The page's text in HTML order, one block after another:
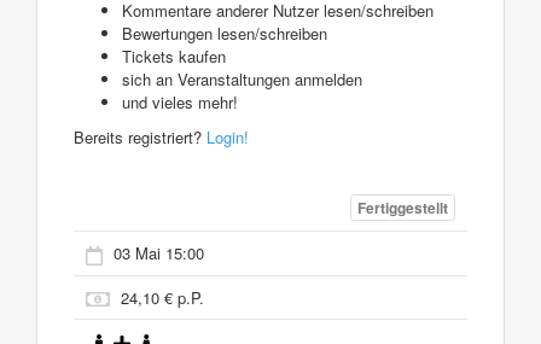
Kommentare anderer Nutzer lesen/schreiben
Bewertungen lesen/schreiben
Tickets kaufen
sich an Veranstaltungen anmelden
und vieles mehr!
Bereits registriert? Login!
Fertiggestellt
03 Mai 15:00
24,10 € p.P.